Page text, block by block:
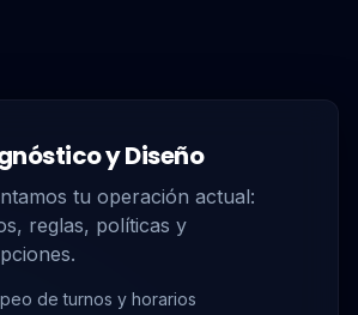
y Diseño
tu operación actual:
reglas, políticas y
de turnos y horarios